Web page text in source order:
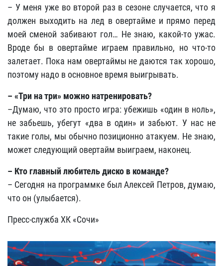
– У меня уже во второй раз в сезоне случается, что я
должен выходить на лед в овертайме и прямо перед
моей сменой забивают гол… Не знаю, какой-то ужас.
Вроде бы в овертайме играем правильно, но что-то
залетает. Пока нам овертаймы не даются так хорошо,
поэтому надо в основное время выигрывать.
– «Три на три» можно натренировать?
–Думаю, что это просто игра: убежишь «один в ноль»,
не забьешь, убегут «два в один» и забьют. У нас не
такие голы, мы обычно позиционно атакуем. Не знаю,
может следующий овертайм выиграем, наконец.
– Кто главный любитель диско в команде?
– Сегодня на программке был Алексей Петров, думаю,
что он (улыбается).
Пресс-служба ХК «Сочи»